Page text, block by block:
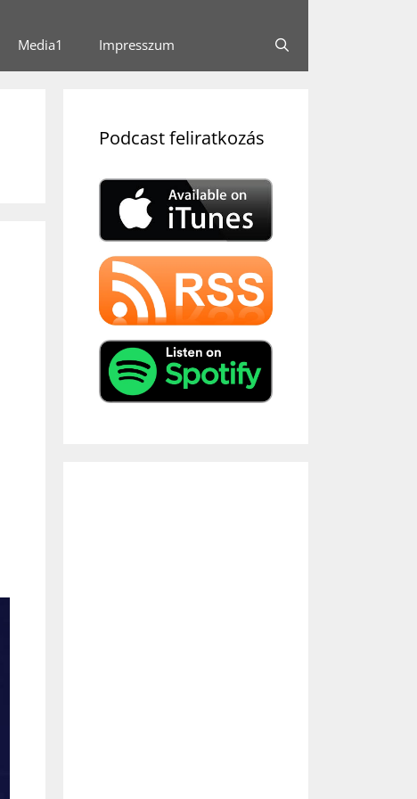
Media1 Impresszum
Podcast feliratkozás